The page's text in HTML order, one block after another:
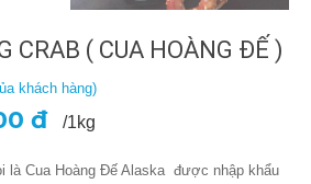
CRAB ( CUA HOÀNG ĐẾ )
khách hàng)
đ /1kg
là Cua Hoàng Đế Alaska được nhập khẩu